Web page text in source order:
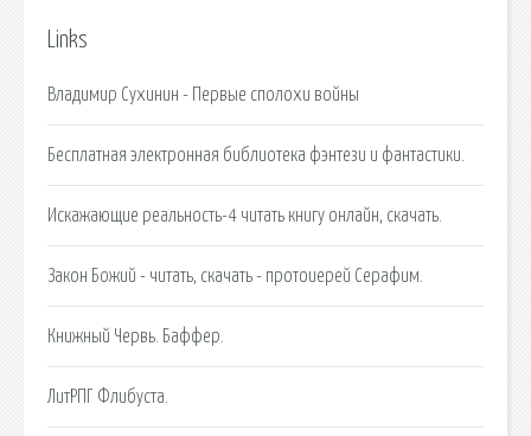
Links
Владимир Сухинин - Первые сполохи войны
Бесплатная электронная библиотека фэнтези и фантастики.
Искажающие реальность-4 читать книгу онлайн, скачать.
Закон Божий - читать, скачать - протоиерей Серафим.
Книжный Червь. Баффер.
ЛитРПГ Флибуста.